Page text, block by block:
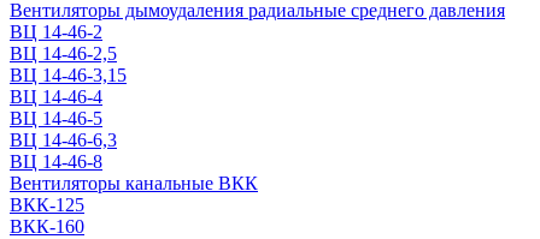
Вентиляторы дымоудаления радиальные среднего давления
ВЦ 14-46-2
ВЦ 14-46-2,5
ВЦ 14-46-3,15
ВЦ 14-46-4
ВЦ 14-46-5
ВЦ 14-46-6,3
ВЦ 14-46-8
Вентиляторы канальные ВКК
ВКК-125
ВКК-160